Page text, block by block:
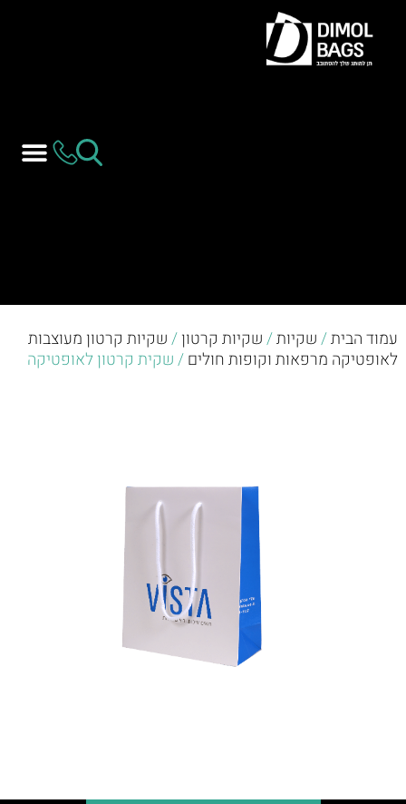
עמוד הבית/שקיות/שקיות קרטון/שקיות קרטון מעוצבות
לאופטיקה מרפאות וקופות חולים/ שקית קרטון לאופטיקה